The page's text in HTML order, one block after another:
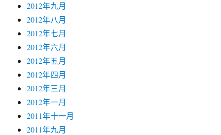
2012年九月
2012年八月
2012年七月
2012年六月
2012年五月
2012年四月
2012年三月
2012年一月
2011年十一月
2011年九月